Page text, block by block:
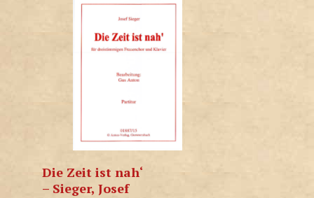
Die Zeit ist nah‘
– Sieger, Josef